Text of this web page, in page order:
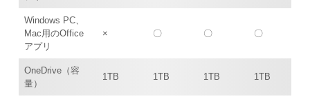
Windows PC、
Mac用のOffice
アプリ
× 〇 〇 〇
OneDrive（容
量）
1TB 1TB 1TB 1TB